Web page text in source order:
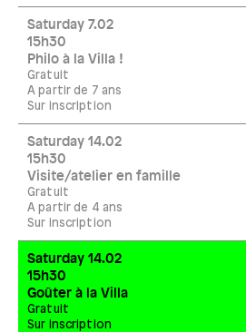
Saturday 7.02
15h30
Philo à la Villa !
Gratuit
A partir de 7 ans
Sur inscription
Saturday 14.02
15h30
Visite/atelier en famille
Gratuit
A partir de 4 ans
Sur inscription
Saturday 14.02
15h30
Goûter à la Villa
Gratuit
Sur inscription